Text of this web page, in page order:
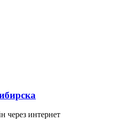
через интернет